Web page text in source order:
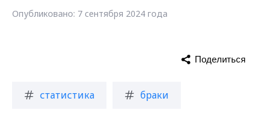
Опубликовано: 7 сентября 2024 года
статистика браки
Поделиться